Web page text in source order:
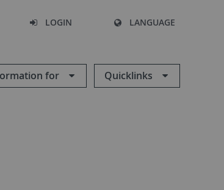
LOGIN LANGUAGE
for Quicklinks